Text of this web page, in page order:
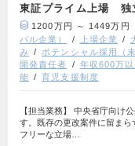
東証プライム上場 独
1200万円 ～ 1449万円
バル企業）
上場企業
み
ポテンシャル採用（
開発責任者
年収600万以
能
育児支援制度
【担当業務】 中央省庁向け
す。既存の更改案件に留ま
フリーな立場…